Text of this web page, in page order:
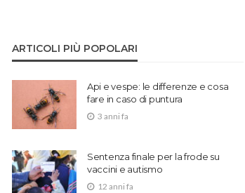
ARTICOLI PIÙ POPOLARI
Api e vespe: le differenze e cosa
fare in caso di puntura
3 anni fa
Sentenza finale per la frode su
vaccini e autismo
12 anni fa